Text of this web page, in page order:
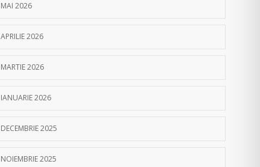
MAI 2026
APRILIE 2026
MARTIE 2026
IANUARIE 2026
DECEMBRIE 2025
NOIEMBRIE 2025